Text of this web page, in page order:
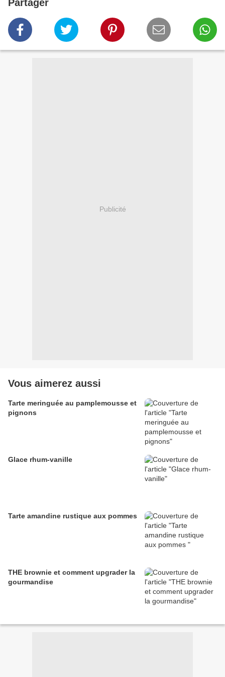
Partager
Publicité
Vous aimerez aussi
Tarte meringuée au pamplemousse et
pignons
Glace rhum-vanille
Tarte amandine rustique aux pommes
THE brownie et comment upgrader la
gourmandise